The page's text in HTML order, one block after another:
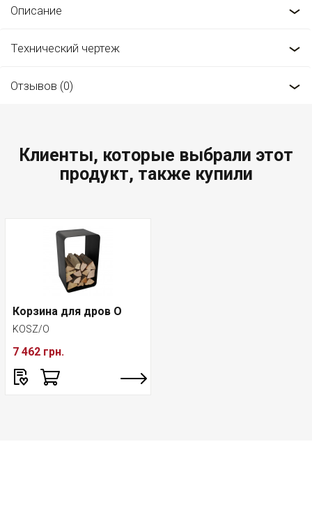
Описание
Технический чертеж
Отзывов (0)
Клиенты, которые выбрали этот
продукт, также купили
Корзина для дров O
KOSZ/O
7 462 грн.